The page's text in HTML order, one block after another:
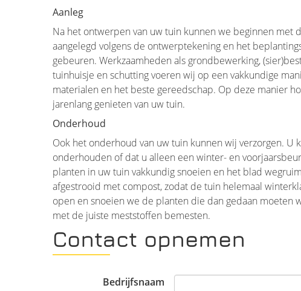
Aanleg
Na het ontwerpen van uw tuin kunnen we beginnen met
aangelegd volgens de ontwerptekening en het
gebeuren. Werkzaamheden als grondbewerking,
tuinhuisje en schutting voeren wij op een vakkundige
materialen en het beste gereedschap. Op deze manier
jarenlang genieten van uw tuin.
Onderhoud
Ook het onderhoud van uw tuin kunnen wij verzorgen.
onderhouden of dat u alleen een winter- en
planten in uw tuin vakkundig snoeien en het blad
afgestrooid met compost, zodat de tuin helemaal
open en snoeien we de planten die dan gedaan moeten
met de juiste meststoffen bemesten.
Contact opnemen
Bedrijfsnaam